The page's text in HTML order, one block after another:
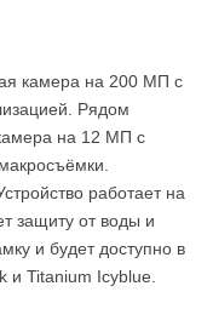
камера на 200 МП с
Рядом
на 12 МП с
работает на
защиту от воды и
и будет доступно в
и Titanium Icyblue.